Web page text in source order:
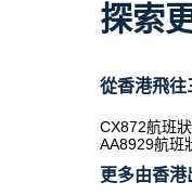
探索
從香港飛往
CX872航班
AA8929航班
更多由香